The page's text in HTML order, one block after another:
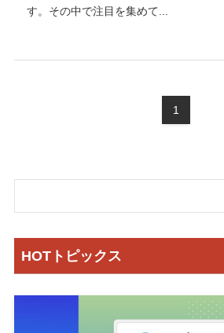
す。その中で注目を集めて...
1
HOTトピックス